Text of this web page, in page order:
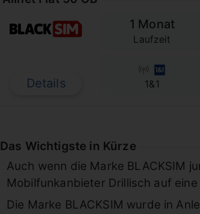
Details
1 Monat
Laufzeit
1&1
Das Wichtigste in Kürze
Auch wenn die Marke BLACKSIM
Mobilfunkanbieter Drillisch auf
Die Marke BLACKSIM wurde in